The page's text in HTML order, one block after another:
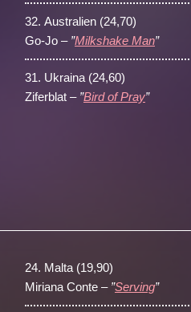
32. Australien (24,70)
Go-Jo – ”Milkshake Man”
31. Ukraina (24,60)
Ziferblat – ”Bird of Pray”
24. Malta (19,90)
Miriana Conte – ”Serving”